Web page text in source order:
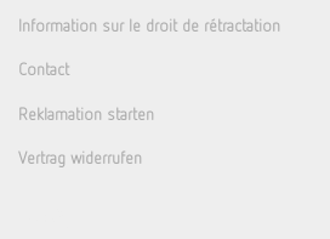
Information sur le droit de rétractation
Contact
Reklamation starten
Vertrag widerrufen